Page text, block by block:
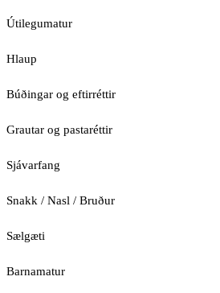
Útilegumatur
Hlaup
Búðingar og eftirréttir
Grautar og pastaréttir
Sjávarfang
Snakk / Nasl / Bruður
Sælgæti
Barnamatur